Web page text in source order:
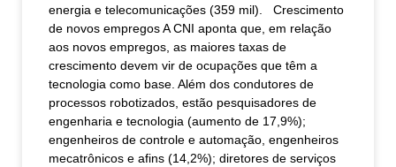
energia e telecomunicações (359 mil). Crescimento
de novos empregos A CNI aponta que, em relação
aos novos empregos, as maiores taxas de
crescimento devem vir de ocupações que têm a
tecnologia como base. Além dos condutores de
processos robotizados, estão pesquisadores de
engenharia e tecnologia (aumento de 17,9%);
engenheiros de controle e automação, engenheiros
mecatrônicos e afins (14,2%); diretores de serviços